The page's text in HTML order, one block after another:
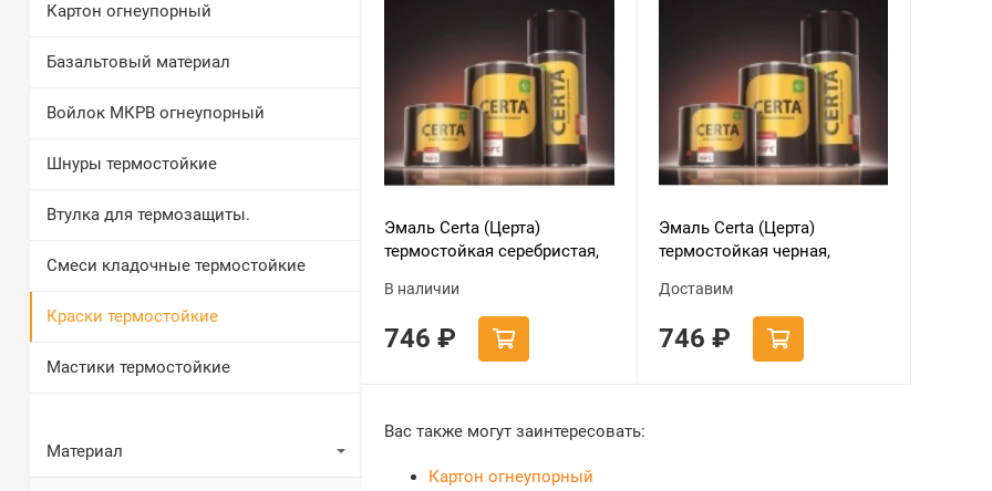
Картон огнеупорный
Базальтовый материал
Войлок МКРВ огнеупорный
Шнуры термостойкие
Втулка для термозащиты.
Смеси кладочные термостойкие
Краски термостойкие
Мастики термостойкие
Материал
Эмаль Certa (Церта)
термостойкая серебристая,
В наличии
746 ₽
Эмаль Certa (Церта)
термостойкая черная,
Доставим
746 ₽
Вас также могут заинтересовать:
Картон огнеупорный